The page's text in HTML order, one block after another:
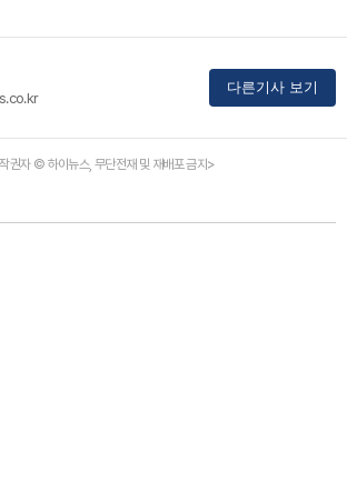
다른기사 보기
권자 © 하이뉴스, 무단전재 및 재배포 금지>